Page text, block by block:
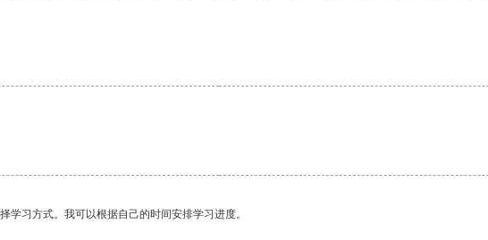
习方式。我可以根据自己的时间安排学习进度。